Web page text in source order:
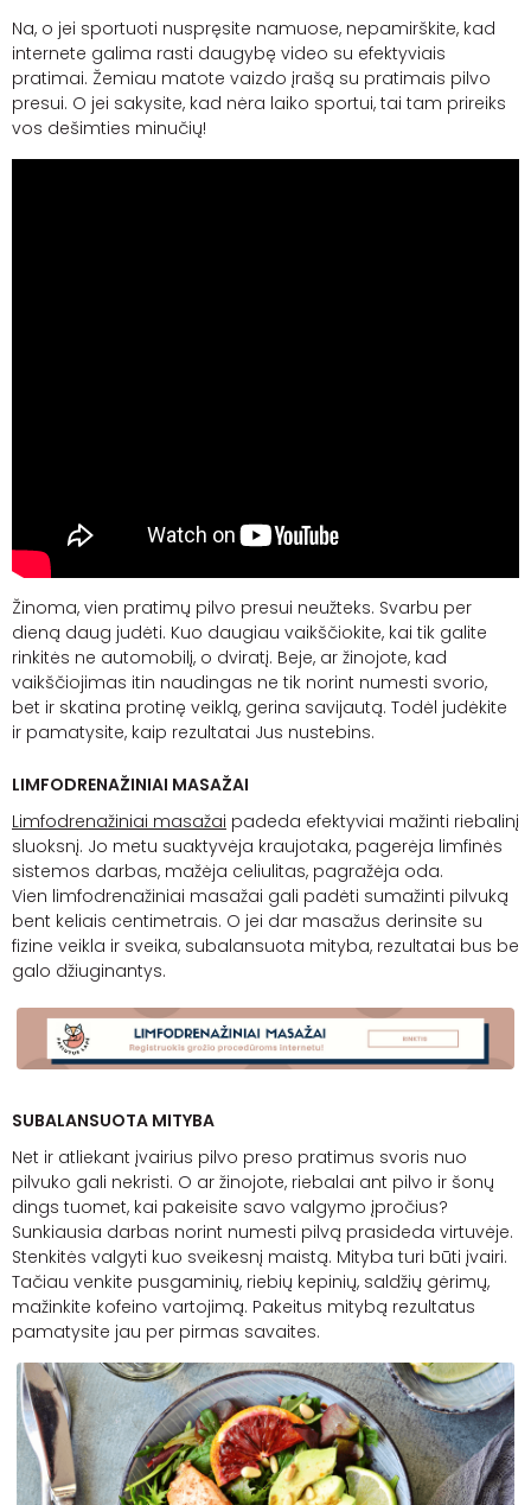
Na, o jei sportuoti nuspręsite namuose, nepamirškite, kad
internete galima rasti daugybę video su efektyviais
pratimai. Žemiau matote vaizdo įrašą su pratimais pilvo
presui. O jei sakysite, kad nėra laiko sportui, tai tam prireiks
vos dešimties minučių!
Žinoma, vien pratimų pilvo presui neužteks. Svarbu per
dieną daug judėti. Kuo daugiau vaikščiokite, kai tik galite
rinkitės ne automobilį, o dviratį. Beje, ar žinojote, kad
vaikščiojimas itin naudingas ne tik norint numesti svorio,
bet ir skatina protinę veiklą, gerina savijautą. Todėl judėkite
ir pamatysite, kaip rezultatai Jus nustebins.
LIMFODRENAŽINIAI MASAŽAI
Limfodrenažiniai masažai padeda efektyviai mažinti riebalinį
sluoksnį. Jo metu suaktyvėja kraujotaka, pagerėja limfinės
sistemos darbas, mažėja celiulitas, pagražėja oda.
Vien limfodrenažiniai masažai gali padėti sumažinti pilvuką
bent keliais centimetrais. O jei dar masažus derinsite su
fizine veikla ir sveika, subalansuota mityba, rezultatai bus be
galo džiuginantys.
SUBALANSUOTA MITYBA
Net ir atliekant įvairius pilvo preso pratimus svoris nuo
pilvuko gali nekristi. O ar žinojote, riebalai ant pilvo ir šonų
dings tuomet, kai pakeisite savo valgymo įpročius?
Sunkiausia darbas norint numesti pilvą prasideda virtuvėje.
Stenkitės valgyti kuo sveikesnį maistą. Mityba turi būti įvairi.
Tačiau venkite pusgaminių, riebių kepinių, saldžių gėrimų,
mažinkite kofeino vartojimą. Pakeitus mitybą rezultatus
pamatysite jau per pirmas savaites.